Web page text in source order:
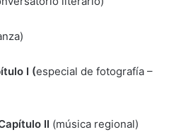
I (especial de fotografía –
II (música regional)